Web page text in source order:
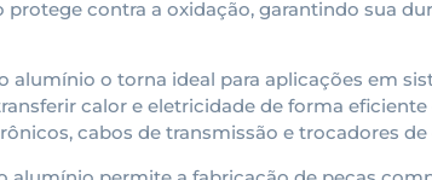
contra a oxidação, garantindo sua
o torna ideal para aplicações em
calor e eletricidade de forma
cabos de transmissão e trocadores de